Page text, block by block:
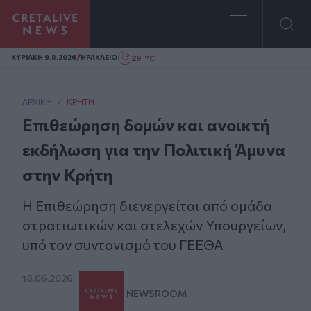
Homepage
ΚΥΡΙΑΚΗ 9.8.2026/ΗΡΑΚΛΕΙΟ 29 °C
ΑΡΧΙΚΗ / ΚΡΉΤΗ
Επιθεώρηση δομών και ανοικτή
εκδήλωση για την Πολιτική Άμυνα
στην Κρήτη
Η Επιθεώρηση διενεργείται από ομάδα
στρατιωτικών και στελεχών Υπουργείων,
υπό τον συντονισμό του ΓΕΕΘΑ
18.06.2026
NEWSROOM